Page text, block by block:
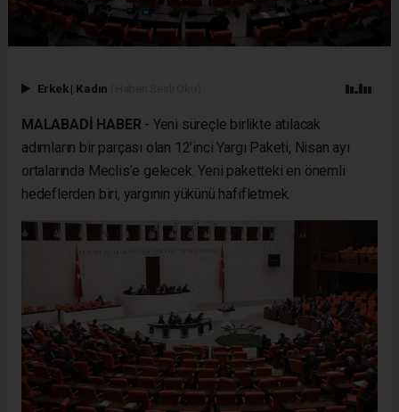
Erkek | Kadın
MALABADİ HABER - Yeni süreçle birlikte atılacak
adımların bir parçası olan 12’inci Yargı Paketi, Nisan ayı
ortalarında Meclis’e gelecek. Yeni paketteki en önemli
hedeflerden biri, yargının yükünü hafifletmek.